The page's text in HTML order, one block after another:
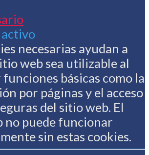
necesarias ayudan a
web sea utilizable al
básicas como la
por páginas y el acceso
del sitio web. El
no puede funcionar
sin estas cookies.